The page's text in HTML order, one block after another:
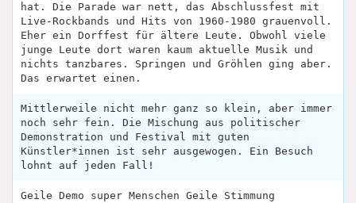
hat. Die Parade war nett, das Abschlussfest mit
Live-Rockbands und Hits von 1960-1980 grauenvoll.
Eher ein Dorffest für ältere Leute. Obwohl viele
junge Leute dort waren kaum aktuelle Musik und
nichts tanzbares. Springen und Gröhlen ging aber.
Das erwartet einen.
Mittlerweile nicht mehr ganz so klein, aber immer
noch sehr fein. Die Mischung aus politischer
Demonstration und Festival mit guten
Künstler*innen ist sehr ausgewogen. Ein Besuch
lohnt auf jeden Fall!
Geile Demo super Menschen Geile Stimmung